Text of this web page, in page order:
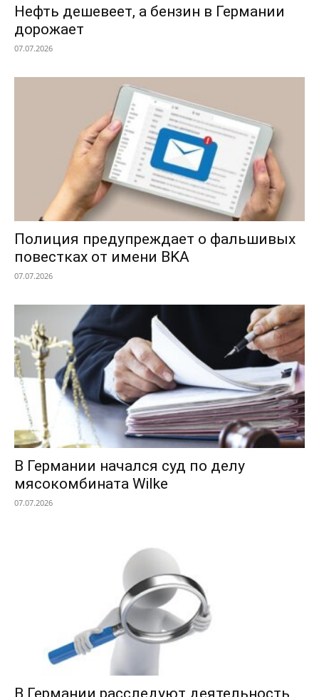
Нефть дешевеет, а бензин в Германии
дорожает
07.07.2026
Полиция предупреждает о фальшивых
повестках от имени BKA
07.07.2026
В Германии начался суд по делу
мясокомбината Wilke
07.07.2026
В Германии расследуют деятельность